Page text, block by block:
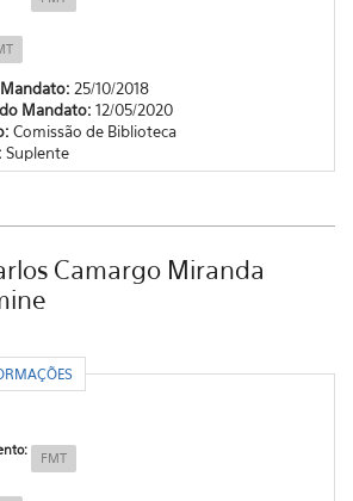
25/10/2018
Mandato: 12/05/2020
Comissão de Biblioteca
Suplente
Camargo Miranda
FMT